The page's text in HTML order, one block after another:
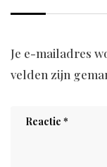
Je e-mailadres
velden zijn